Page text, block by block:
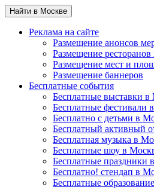
Найти в Москве
Реклама на сайте
Размещение анонсов
Размещение ресторанов
Размещение мест и
Размещение баннеров
Бесплатные события
Бесплатные выставки в
Бесплатные фестивали
Бесплатно с детьми в
Бесплатный активный
Бесплатная музыка в
Бесплатные шоу в
Бесплатные праздники
Бесплатно! стендап в
Бесплатные